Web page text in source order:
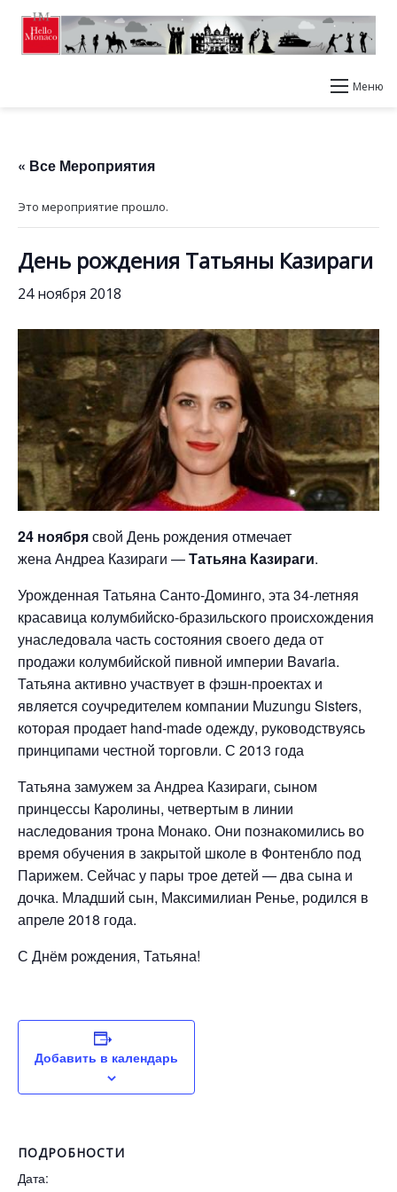
Меню
« Все Мероприятия
Это мероприятие прошло.
День рождения Татьяны Казираги
24 ноября 2018
24 ноябрясвой День рождения отмечает
жена Андреа Казираги —Татьяна Казираги.
Урожденная Татьяна Санто-Доминго, эта 34-летняя
красавица колумбийско-бразильского происхождения
унаследовала часть состояния своего деда от
продажи колумбийской пивной империи Bavaria.
Татьяна активно участвует в фэшн-проектах и
является соучредителем компании Muzungu Sisters,
которая продает hand-made одежду, руководствуясь
принципами честной торговли. С 2013 года
Татьяна замужем за Андреа Казираги, сыном
принцессы Каролины, четвертым в линии
наследования трона Монако. Они познакомились во
время обучения в закрытой школе в Фонтенбло под
Парижем. Сейчас у пары трое детей — два сына и
дочка. Младший сын, Максимилиан Ренье, родился в
апреле 2018 года.
С Днём рождения, Татьяна!
Добавить в календарь
ПОДРОБНОСТИ
Дата: